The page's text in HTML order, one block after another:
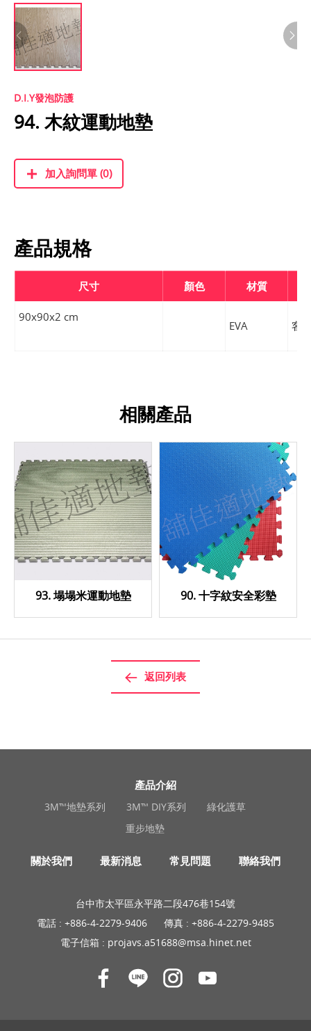
D.I.Y發泡防護
94. 木紋運動地墊
加入詢問單 (0)
產品規格
尺寸 顏色 材質
90x90x2 cm
EVA 客
相關產品
93. 塌塌米運動地墊 90. 十字紋安全彩墊
返回列表
產品介紹
3M™地墊系列 3M™ DIY系列
綠化護草
重步地墊
關於我們 最新消息 常見問題 聯絡我們
台中市太平區永平路二段476巷154號
電話 : +886-4-2279-9406
傳真 : +886-4-2279-9485
電子信箱 : projavs.a51688@msa.hinet.net